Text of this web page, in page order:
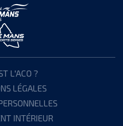
L'ACO ?
LÉGALES
INTÉRIEUR